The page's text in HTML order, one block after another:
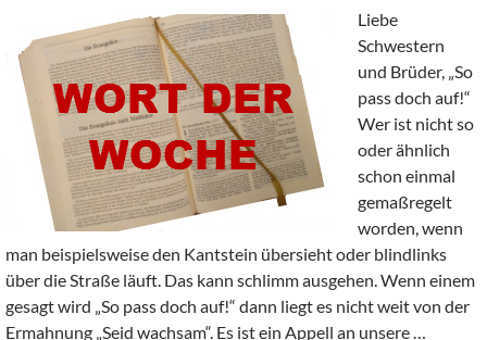
Liebe
Schwestern
und Brüder, „So
pass doch auf!“
Wer ist nicht so
oder ähnlich
schon einmal
gemaßregelt
worden, wenn
man beispielsweise den Kantstein übersieht oder blindlinks
über die Straße läuft. Das kann schlimm ausgehen. Wenn einem
gesagt wird „So pass doch auf!“ dann liegt es nicht weit von der
Ermahnung „Seid wachsam“. Es ist ein Appell an unsere …